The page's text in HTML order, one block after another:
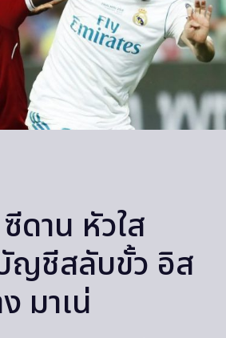
ดาน หัวใส
ญชีสลับขั้ว อิส
มาเน่